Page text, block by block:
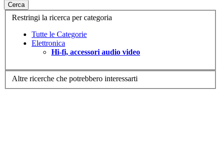
Cerca
Restringi la ricerca per categoria
Tutte le Categorie
Elettronica
Hi-fi, accessori audio video
Altre ricerche che potrebbero interessarti